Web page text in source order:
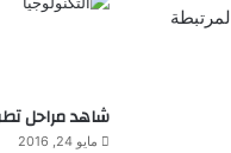
شاهد مراحل
مايو 24, 2016